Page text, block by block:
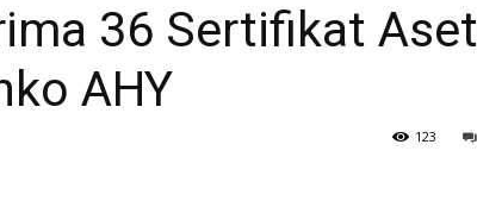
36 Sertifikat Aset
AHY
123